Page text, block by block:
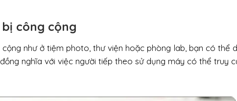
bị công cộng
như ở tiệm photo, thư viện hoặc phòng lab, bạn có thể
nghĩa với việc người tiếp theo sử dụng máy có thể truy